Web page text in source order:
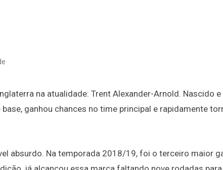
na atualidade: Trent Alexander-Arnold. Nascido
ganhou chances no time principal e rapidamente
absurdo. Na temporada 2018/19, foi o terceiro maior